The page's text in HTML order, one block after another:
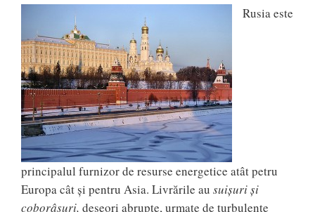
Rusia este
principalul furnizor de resurse energetice atât petru
Europa cât și pentru Asia. Livrările au suișuri și
coborâșuri, deseori abrupte, urmate de turbulențe